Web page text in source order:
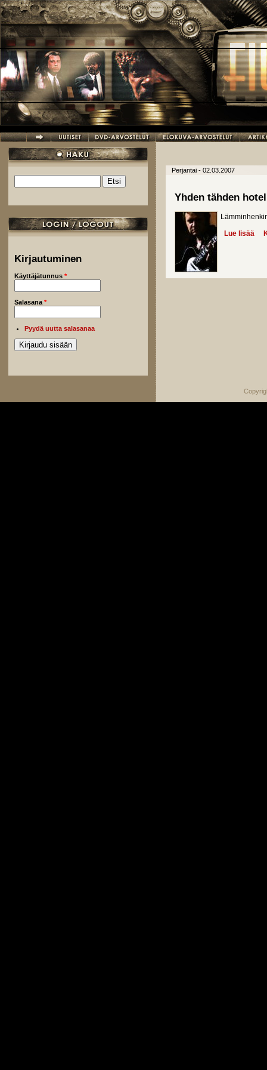
Hyppää pääsisältöön
Hakulomake
Kirjautuminen
Käyttäjätunnus *
Salasana *
Pyydä uutta salasanaa
Perjantai - 02.03.2007
Yhden tähden
Lue lisää